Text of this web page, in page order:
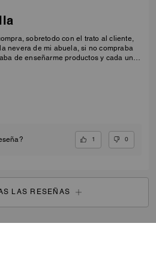
sobretodo con el trato al cliente,
nevera de mi abuela, si no compraba
de enseñarme productos y cada uno
1 0
LAS RESEÑAS